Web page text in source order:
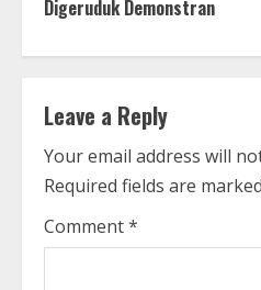
u
e
R
Digeruduk Demonstran
Leave a Reply
Your email address will
Required fields are marked
Comment*